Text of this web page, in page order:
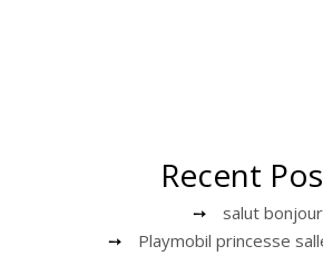
Recent
salut bonjour
Playmobil princesse